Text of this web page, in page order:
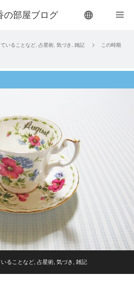
の部屋ブログ
いることなど 占星術 気づき 雑記
この時期
ることなど 占星術 気づき 雑記